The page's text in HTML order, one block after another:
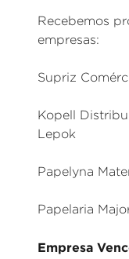
Recebemos
empresas:
Supriz
Kopell
Lepok
Papelyna
Papelaria
Empresa